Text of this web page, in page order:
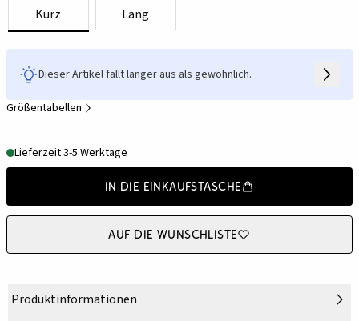
Kurz Lang
Dieser Artikel fällt länger aus als gewöhnlich.
Größentabellen
Lieferzeit 3-5 Werktage
In die Einkaufstasche
Auf die Wunschliste
Produktinformationen